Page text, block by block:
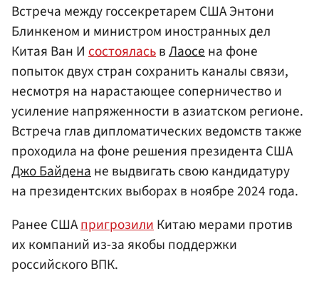
Встреча между госсекретарем США Энтони
Блинкеном и министром иностранных дел
Китая Ван И состояласьвЛаосе на фоне
попыток двух стран сохранить каналы связи,
несмотря на нарастающее соперничество и
усиление напряженности в азиатском регионе.
Встреча глав дипломатических ведомств также
проходила на фоне решения президента США
Джо Байдена не выдвигать свою кандидатуру
на президентских выборах в ноябре 2024 года.
Ранее СШАпригрозилиКитаю мерами против
их компаний из-за якобы поддержки
российского ВПК.